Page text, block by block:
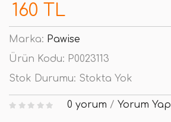
160 TL
Marka: Pawise
Ürün Kodu: P0023113
Stok Durumu: Stokta Yok
0 yorum / Yorum Yap